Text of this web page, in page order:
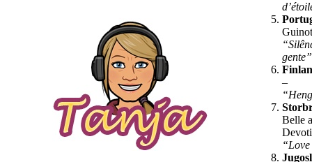
–
Belle